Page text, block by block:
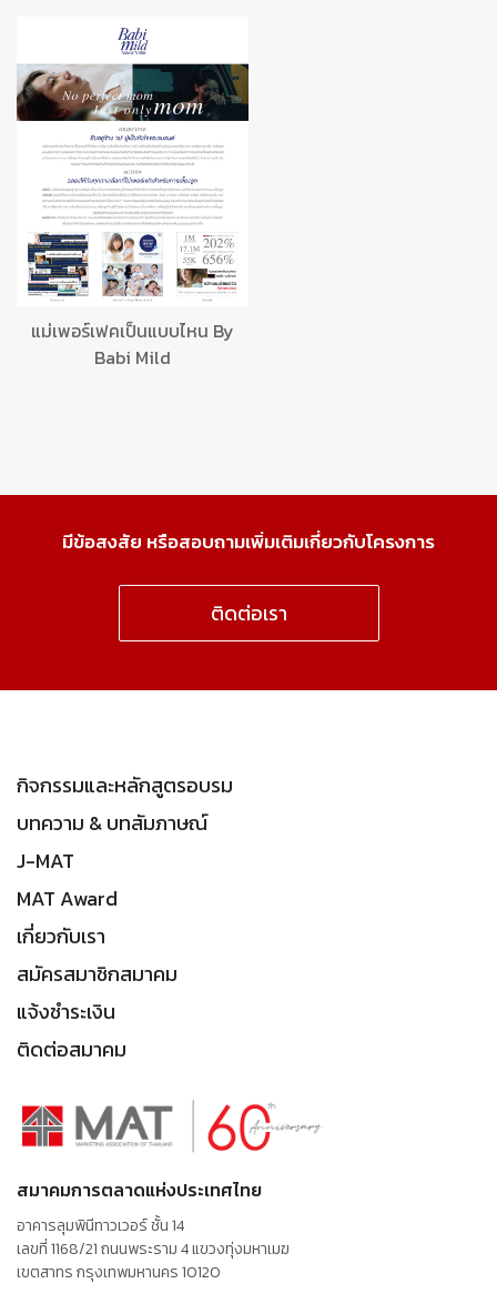
แม่เพอร์เฟคเป็นแบบไหน By
Babi Mild
มีข้อสงสัย หรือสอบถามเพิ่มเติมเกี่ยวกับโครงการ
ติดต่อเรา
กิจกรรมและหลักสูตรอบรม
บทความ & บทสัมภาษณ์
J-MAT
MAT Award
เกี่ยวกับเรา
สมัครสมาชิกสมาคม
แจ้งชำระเงิน
ติดต่อสมาคม
สมาคมการตลาดแห่งประเทศไทย
อาคารลุมพินีทาวเวอร์ ชั้น 14
เลขที่ 1168/21 ถนนพระราม 4 แขวงทุ่งมหาเมฆ
เขตสาทร กรุงเทพมหานคร 10120